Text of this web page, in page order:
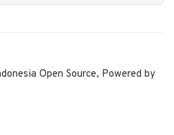
Open Source, Powered by